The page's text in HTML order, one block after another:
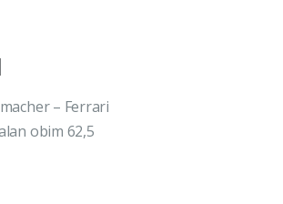
Trenutna
cena
je:
1.794 rsd.
– Ferrari
obim 62,5